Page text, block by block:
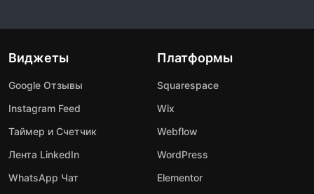
Виджеты
Google Отзывы
Instagram Feed
Таймер и Счетчик
Лента LinkedIn
WhatsApp Чат
Платформы
Squarespace
Wix
Webflow
WordPress
Elementor